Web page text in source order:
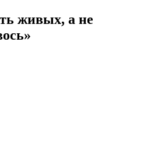
живых, а не